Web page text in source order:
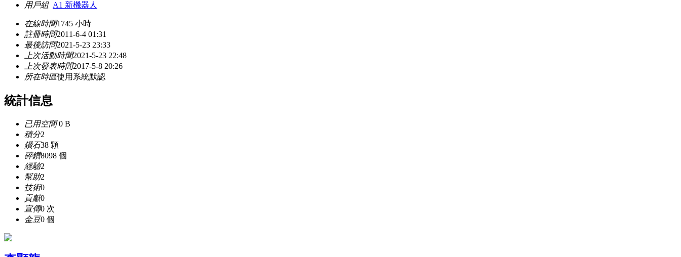
用戶組 A1 新機器人
在線時間1745 小時
註冊時間2011-6-4 01:31
最後訪問2021-5-23 23:33
上次活動時間2021-5-23 22:48
上次發表時間2017-5-8 20:26
所在時區使用系統默認
統計信息
已用空間0 B
積分2
鑽石38 顆
碎鑽8098 個
經驗2
幫助2
技術0
貢獻0
宣傳0 次
金豆0 個